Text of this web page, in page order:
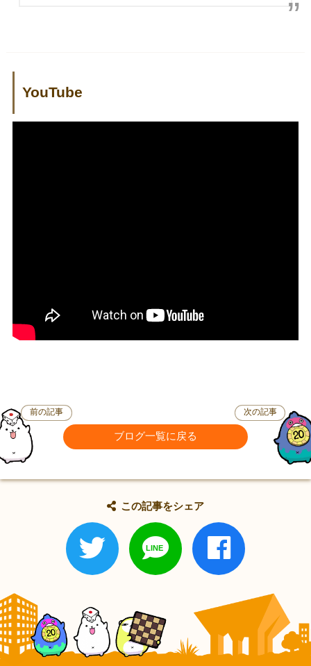
YouTube
前の記事
ブログ一覧に戻る
次の記事
この記事をシェア